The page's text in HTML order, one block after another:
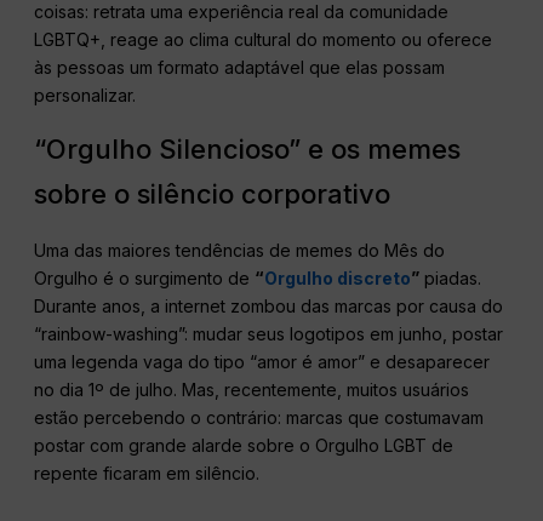
coisas: retrata uma experiência real da comunidade
LGBTQ+, reage ao clima cultural do momento ou oferece
às pessoas um formato adaptável que elas possam
personalizar.
“Orgulho Silencioso” e os memes
sobre o silêncio corporativo
Uma das maiores tendências de memes do Mês do
Orgulho é o surgimento de “Orgulho discreto” piadas.
Durante anos, a internet zombou das marcas por causa do
“rainbow-washing”: mudar seus logotipos em junho, postar
uma legenda vaga do tipo “amor é amor” e desaparecer
no dia 1º de julho. Mas, recentemente, muitos usuários
estão percebendo o contrário: marcas que costumavam
postar com grande alarde sobre o Orgulho LGBT de
repente ficaram em silêncio.